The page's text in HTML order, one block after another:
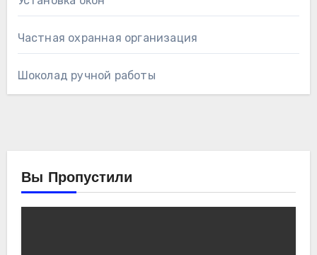
Частная охранная организация
Шоколад ручной работы
Вы Пропустили